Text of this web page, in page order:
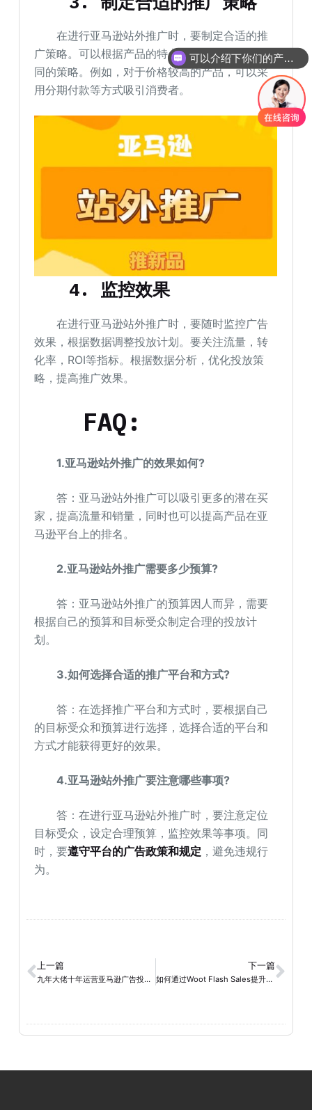
在进行亚马逊站外推广时，要制定合适的推
广策略。可以根据产品的特点和目标受众制定不
同的策略。例如，对于价格较高的产品，可以采
用分期付款等方式吸引消费者。
4. 监控效果
在进行亚马逊站外推广时，要随时监控广告
效果，根据数据调整投放计划。要关注流量，转
化率，ROI等指标。根据数据分析，优化投放策
略，提高推广效果。
FAQ:
1.亚马逊站外推广的效果如何?
答：亚马逊站外推广可以吸引更多的潜在买
家，提高流量和销量，同时也可以提高产品在亚
马逊平台上的排名。
2.亚马逊站外推广需要多少预算?
答：亚马逊站外推广的预算因人而异，需要
根据自己的预算和目标受众制定合理的投放计
划。
3.如何选择合适的推广平台和方式?
答：在选择推广平台和方式时，要根据自己
的目标受众和预算进行选择，选择合适的平台和
方式才能获得更好的效果。
4.亚马逊站外推广要注意哪些事项?
答：在进行亚马逊站外推广时，要注意定位
目标受众，设定合理预算，监控效果等事项。同
时，要遵守平台的广告政策和规定 ，避免违规行
为。
上一篇
九年大佬十年运营亚马逊广告投放经验分享
下一篇
如何通过Woot Flash Sales提升你的销售业绩?
可以介绍下你们的产品么